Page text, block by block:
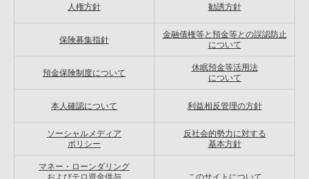
人権方針 勧誘方針
保険募集指針
金融債権等と預金等との誤認防止
について
預金保険制度について
休眠預金等活用法
について
本人確認について 利益相反管理の方針
ソーシャルメディア
ポリシー
反社会的勢力に対する
基本方針
マネー・ローンダリング
およびテロ資金供与
このサイトについて